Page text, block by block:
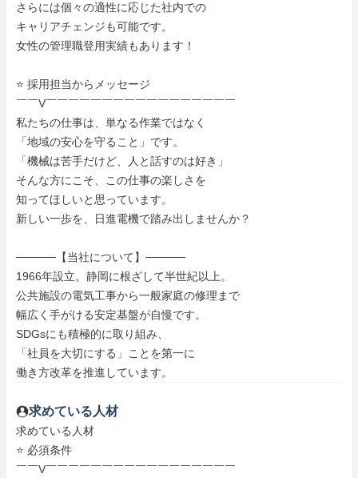
さらには個々の適性に応じた社内での
キャリアチェンジも可能です。
女性の管理職登用実績もあります！
⭐ 採用担当からメッセージ
￣￣V￣￣￣￣￣￣￣￣￣￣￣￣￣￣￣￣￣
私たちの仕事は、単なる作業ではなく
「地域の安心を守ること」です。
「機械は苦手だけど、人と話すのは好き」
そんな方にこそ、この仕事の楽しさを
知ってほしいと思っています。
新しい一歩を、日進電機で踏み出しませんか？
─────【当社について】─────
1966年設立。静岡に根ざして半世紀以上。
公共施設の電気工事から一般家庭の修理まで
幅広く手がける安定基盤が自慢です。
SDGsにも積極的に取り組み、
「社員を大切にする」ことを第一に
働き方改革を推進しています。
求めている人材
求めている人材
⭐ 必須条件
￣￣V￣￣￣￣￣￣￣￣￣￣￣￣￣￣￣￣￣